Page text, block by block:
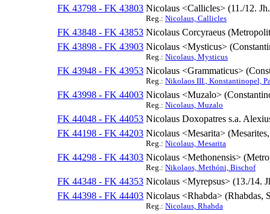
FK 43798 - FK 43803 Nicolaus <Callicles> (11./12.
Reg.: Nicolaus, Callicles
FK 43848 - FK 43853 Nicolaus Corcyraeus
FK 43898 - FK 43903 Nicolaus <Mysticus>
Reg.: Nicolaus, Mysticus
FK 43948 - FK 43953 Nicolaus <Grammaticus>
Reg.: Nikolaos III., Konstantinopel,
FK 43998 - FK 44003 Nicolaus <Muzalo>
Reg.: Nicolaus, Muzalo
FK 44048 - FK 44053 Nicolaus Doxopatres s.a.
FK 44198 - FK 44203 Nicolaus <Mesarita>
Reg.: Nicolaus, Mesarita
FK 44298 - FK 44303 Nicolaus <Methonensis>
Reg.: Nikolaos, Methóni, Bischof
FK 44348 - FK 44353 Nicolaus <Myrepsus> (13./14.
FK 44398 - FK 44403 Nicolaus <Rhabda> (Rhabdas,
Reg.: Nicolaus, Rhabda